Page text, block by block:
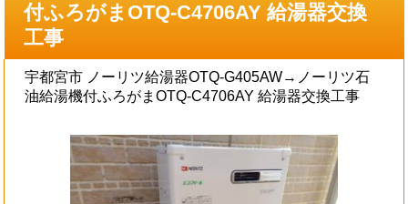
付ふろがまOTQ-C4706AY 給湯器交換
工事
宇都宮市 ノーリツ給湯器OTQ-G405AW→ノーリツ石
油給湯機付ふろがまOTQ-C4706AY 給湯器交換工事